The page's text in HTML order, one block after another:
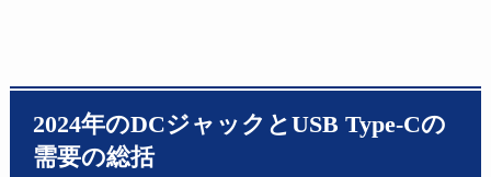
2024年のDCジャックとUSB Type-Cの
需要の総括